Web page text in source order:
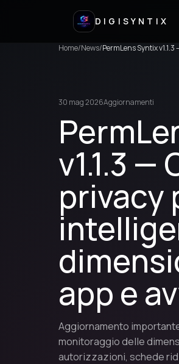
DIGISYNTIX
Home/News/PermLens Syntix
30 mag 2026Aggiornamenti
v1.1.3
privacy
app e
Aggiornamento
monitoraggio delle
autorizzazioni, schede